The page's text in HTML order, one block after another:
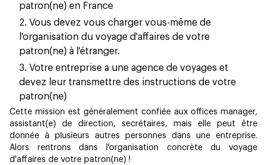
patron(ne) en France
Vous devez vous charger vous-même de
l'organisation du voyage d'affaires de votre
patron(ne) à l'étranger.
Votre entreprise a une agence de voyages et
devez leur transmettre des instructions de votre
patron(ne)
Cette mission est généralement confiée aux offices manager,
assistant(e) de direction, secrétaires, mais elle peut être
donnée à plusieurs autres personnes dans une entreprise.
Alors rentrons dans l'organisation concrète du voyage
d'affaires de votre patron(ne) !